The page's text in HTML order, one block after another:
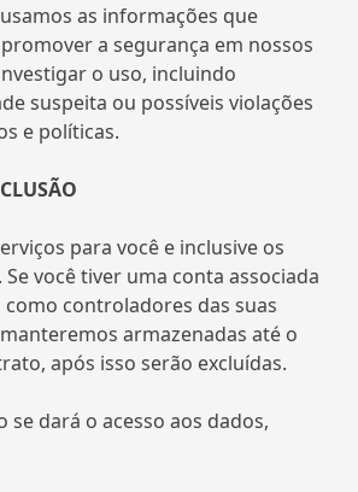
as informações que
a segurança em nossos
o uso, incluindo
suspeita ou possíveis violações
e políticas.
para você e inclusive os
você tiver uma conta associada
como controladores das suas
armazenadas até o
após isso serão excluídas.
se dará o acesso aos dados,